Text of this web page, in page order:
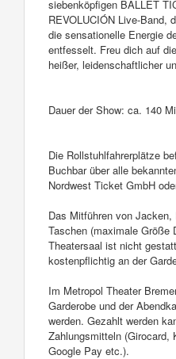
siebenköpfigen BALLET
REVOLUCIÓN Live-Band,
die sensationelle Energie
entfesselt. Freu dich auf
heißer, leidenschaftlicher
Dauer der Show: ca. 140
Die Rollstuhlfahrerplätze
Buchbar über alle
Nordwest Ticket GmbH
Das Mitführen von
Taschen (maximale Größe
Theatersaal ist nicht
kostenpflichtig an der
Im Metropol Theater
Garderobe und der
werden. Gezahlt werden
Zahlungsmitteln (Girocard,
Google Pay etc.).